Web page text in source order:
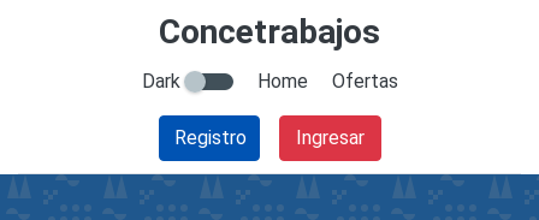
Concetrabajos
Dark Home Ofertas
Registro Ingresar